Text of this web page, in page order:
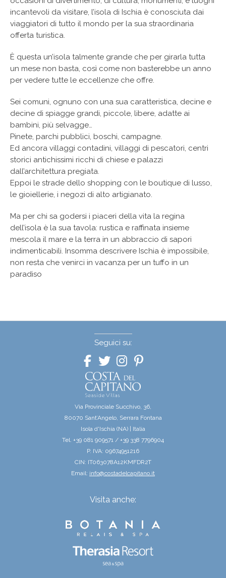
incantevoli da visitare, l’isola di Ischia è conosciuta dai
viaggiatori di tutto il mondo per la sua straordinaria
offerta turistica.
È questa un’isola talmente grande che per girarla tutta
un mese non basta, così come non basterebbe un anno
per vedere tutte le eccellenze che offre.
Sei comuni, ognuno con una sua caratteristica, decine e
decine di spiagge grandi, piccole, libere, adatte ai
bambini, più selvagge…
Pinete, parchi pubblici, boschi, campagne.
Ed ancora villaggi contadini, villaggi di pescatori, centri
storici antichissimi ricchi di chiese e palazzi
dall’architettura pregiata.
Eppoi le strade dello shopping con le boutique di lusso,
le gioiellerie, i negozi di alto artigianato.
Ma per chi sa godersi i piaceri della vita la regina
dell’isola è la sua tavola: rustica e raffinata insieme
mescola il mare e la terra in un abbraccio di sapori
indimenticabili. Insomma descrivere Ischia è impossibile,
non resta che venirci in vacanza per un tuffo in un
paradiso
Seguici su:
Via Provinciale Succhivo, 36,
80070 Sant’Angelo, Serrara Fontana
Isola d'Ischia (NA) | Italia
Tel. +39 081 909571 / +39 338 7796904
P. IVA: 09674951216
CIN: IT063078A12KMFDR2T
Email: info@costadelcapitano.it
Visita anche: